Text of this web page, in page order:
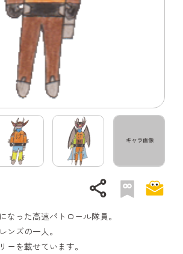
share
なった高速パトロール隊員。
ズの一人。
ーを載せています。